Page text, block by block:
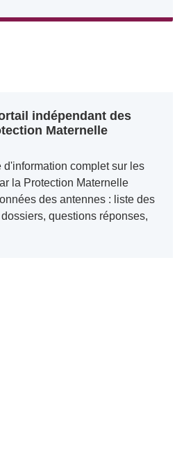
indépendant des
Maternelle
d'information complet sur les
la Protection Maternelle
des antennes : liste des
questions réponses,